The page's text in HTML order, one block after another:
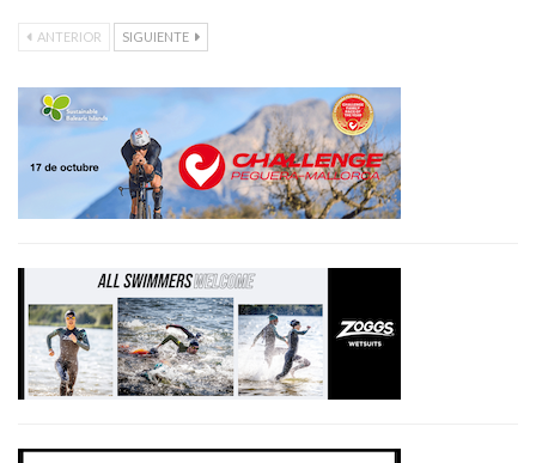
ANTERIOR SIGUIENTE